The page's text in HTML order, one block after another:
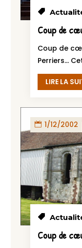
Coup de
Coup de
Perriers…
LIRE LA
1/12/2002